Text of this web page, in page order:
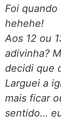
Foi
hehehe!
Aos 12 ou
adivinha?
decidi que
Larguei a
mais ficar
sentido…